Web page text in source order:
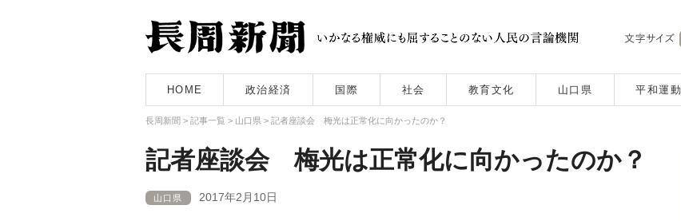
HOME 政治経済 国際 社会 教育文化 山口県 平和運動
長周新聞 > 記事一覧 > 山口県 > 記者座談会 梅光は正常化に向かったのか？
記者座談会 梅光は正常化に向かったのか？
山口県 2017年2月10日